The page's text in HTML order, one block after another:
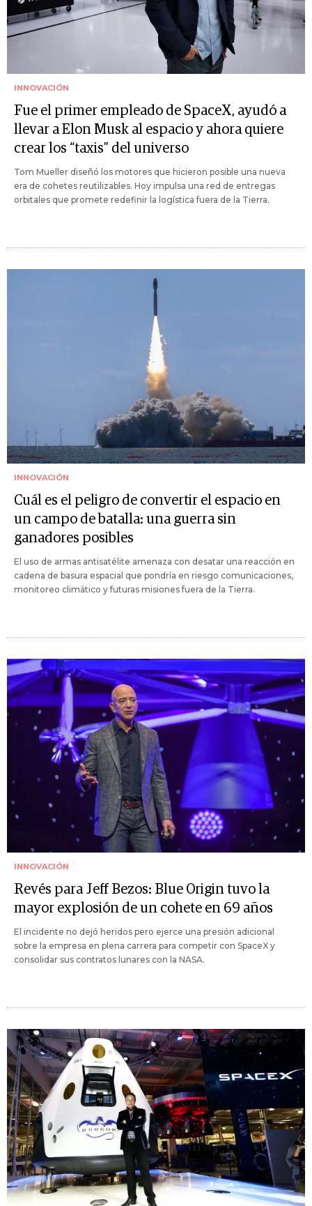
INNOVACIÓN
Fue el primer empleado de SpaceX, ayudó a
llevar a Elon Musk al espacio y ahora quiere
crear los “taxis” del universo
Tom Mueller diseñó los motores que hicieron posible una nueva
era de cohetes reutilizables. Hoy impulsa una red de entregas
orbitales que promete redefinir la logística fuera de la Tierra.
INNOVACIÓN
Cuál es el peligro de convertir el espacio en
un campo de batalla: una guerra sin
ganadores posibles
El uso de armas antisatélite amenaza con desatar una reacción en
cadena de basura espacial que pondría en riesgo comunicaciones,
monitoreo climático y futuras misiones fuera de la Tierra.
INNOVACIÓN
Revés para Jeff Bezos: Blue Origin tuvo la
mayor explosión de un cohete en 69 años
El incidente no dejó heridos pero ejerce una presión adicional
sobre la empresa en plena carrera para competir con SpaceX y
consolidar sus contratos lunares con la NASA.